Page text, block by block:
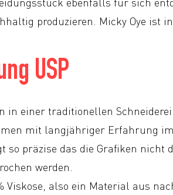
produzieren. Micky Oye ist
USP
in einer traditionellen
mit langjähriger Erfahrung
so präzise das die Grafiken nicht
werden.
Viskose, also ein Material aus